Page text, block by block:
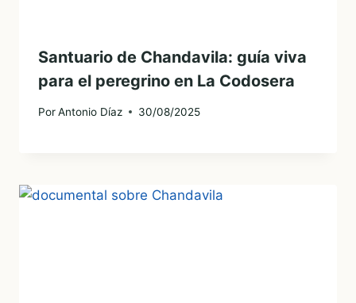
Santuario de Chandavila: guía viva
para el peregrino en La Codosera
PorAntonio Díaz 30/08/2025